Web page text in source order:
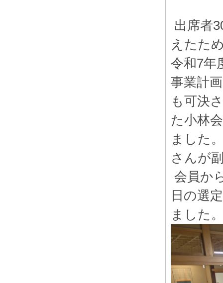
出席者
えたた
令和7年
事業計
も可決
た小林
ました
さんが
会員か
日の選
ました